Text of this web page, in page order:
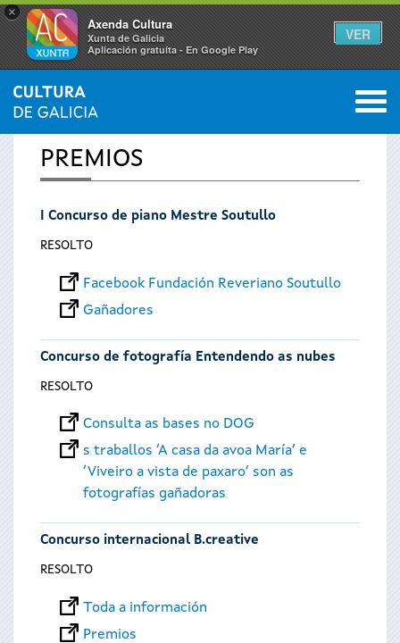
×
Axenda Cultura
Xunta de Galicia
Aplicación gratuíta - En Google Play
VER
Vostede
está
aquí
INICIO 0
PREMIOS
I Concurso de piano Mestre Soutullo
RESOLTO
Facebook Fundación Reveriano Soutullo
Gañadores
Concurso de fotografía Entendendo as nubes
RESOLTO
Consulta as bases no DOG
s traballos ‘A casa da avoa María’ e
‘Viveiro a vista de paxaro’ son as
fotografías gañadoras
Concurso internacional B.creative
RESOLTO
Toda a información
Premios